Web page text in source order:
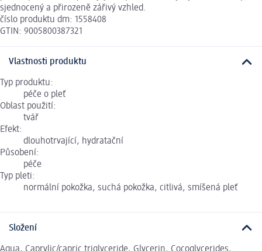
sjednocený a přirozeně zářivý vzhled.
číslo produktu dm: 1558408
GTIN: 9005800387321
Vlastnosti produktu
Typ produktu:
péče o pleť
Oblast použití:
tvář
Efekt:
dlouhotrvající, hydratační
Působení:
péče
Typ pleti:
normální pokožka, suchá pokožka, citlivá, smíšená pleť
Složení